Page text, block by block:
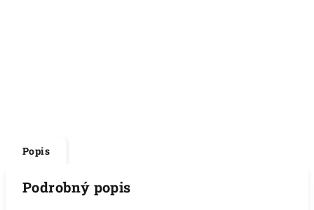
Popis
Podrobný popis